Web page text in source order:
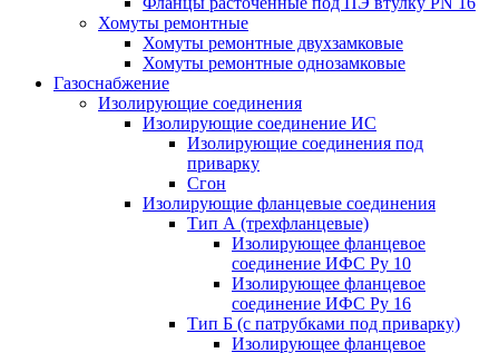
Хомуты ремонтные
Хомуты ремонтные двухзамковые
Хомуты ремонтные однозамковые
Газоснабжение
Изолирующие соединения
Изолирующие соединение ИС
Изолирующие соединения под
приварку
Сгон
Изолирующие фланцевые соединения
Тип А (трехфланцевые)
Изолирующее фланцевое
соединение ИФС Ру 10
Изолирующее фланцевое
соединение ИФС Ру 16
Тип Б (с патрубками под приварку)
Изолирующее фланцевое